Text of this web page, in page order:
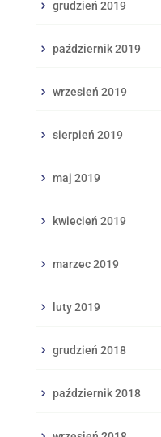
grudzień 2019
październik 2019
wrzesień 2019
sierpień 2019
maj 2019
kwiecień 2019
marzec 2019
luty 2019
grudzień 2018
październik 2018